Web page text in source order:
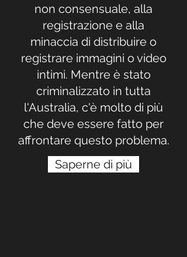
non consensuale, alla
registrazione e alla
minaccia di distribuire o
registrare immagini o video
intimi. Mentre è stato
criminalizzato in tutta
l'Australia, c'è molto di più
che deve essere fatto per
affrontare questo problema.
Saperne di più